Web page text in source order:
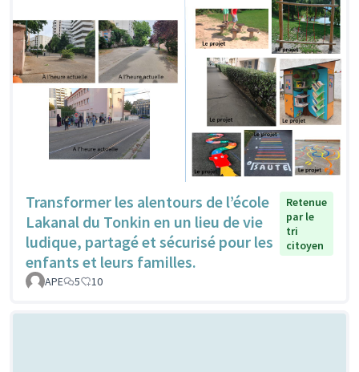
Transformer les alentours de l’école
Lakanal du Tonkin en un lieu de vie
ludique, partagé et sécurisé pour les
enfants et leurs familles.
Retenue
par le
tri
citoyen
APE 5 10